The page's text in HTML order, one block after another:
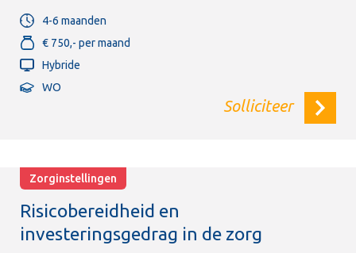
4-6 maanden
€ 750,- per maand
Hybride
WO
Solliciteer
Zorginstellingen
Risicobereidheid en
investeringsgedrag in de zorg